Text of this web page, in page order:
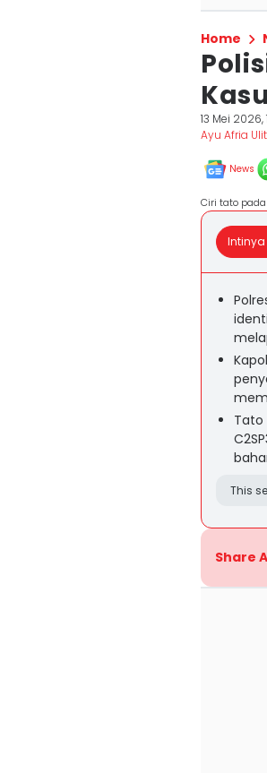
Home
13 Mei 2026,
Ayu Afria
News
Ciri tato
Intinya
Tato
This
Share